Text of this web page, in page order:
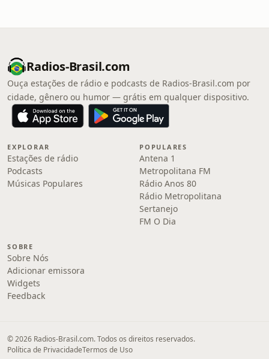
Radios-Brasil.com
Ouça estações de rádio e podcasts de Radios-Brasil.com por
cidade, gênero ou humor — grátis em qualquer dispositivo.
EXPLORAR
Estações de rádio
Podcasts
Músicas Populares
POPULARES
Antena 1
Metropolitana FM
Rádio Anos 80
Rádio Metropolitana
Sertanejo
FM O Dia
SOBRE
Sobre Nós
Adicionar emissora
Widgets
Feedback
© 2026 Radios-Brasil.com. Todos os direitos reservados.
Política de PrivacidadeTermos de Uso